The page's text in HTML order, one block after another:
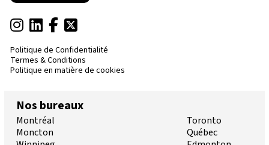
Politique de Confidentialité
Termes & Conditions
Politique en matière de cookies
Nos bureaux
Montréal
Toronto
Moncton
Québec